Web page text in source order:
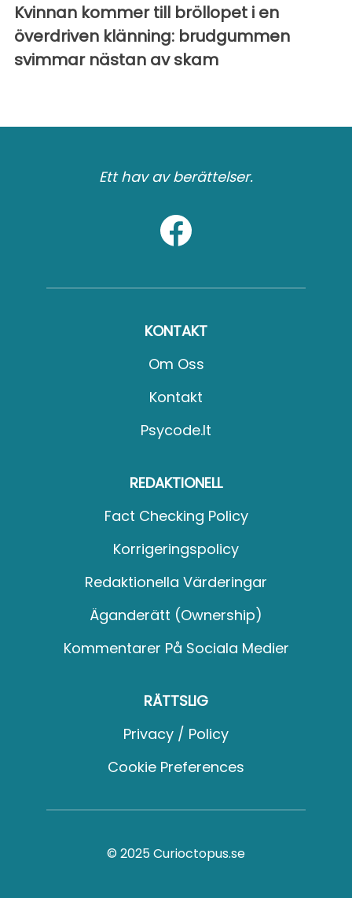
Kvinnan kommer till bröllopet i en
överdriven klänning: brudgummen
svimmar nästan av skam
Ett hav av berättelser.
KONTAKT
Om Oss
Kontakt
Psycode.it
REDAKTIONELL
Fact Checking Policy
Korrigeringspolicy
Redaktionella Värderingar
Äganderätt (Ownership)
Kommentarer På Sociala Medier
RÄTTSLIG
Privacy / Policy
Cookie Preferences
© 2025 Curioctopus.se